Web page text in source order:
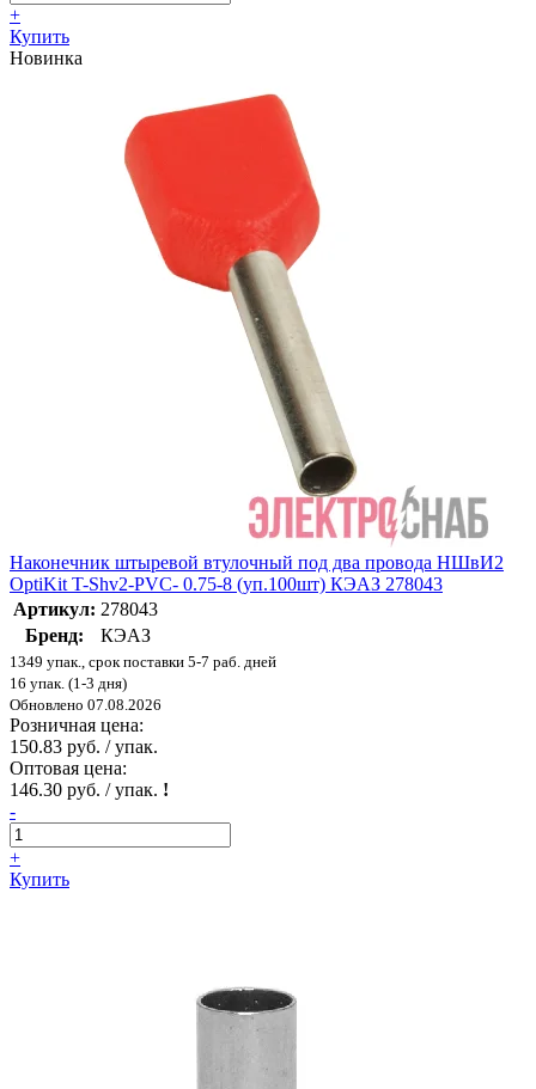
+
Купить
Новинка
Наконечник штыревой втулочный под два провода НШвИ2
OptiKit T-Shv2-PVC- 0.75-8 (уп.100шт) КЭАЗ 278043
Артикул: 278043
Бренд:
КЭАЗ
1349 упак., срок поставки 5-7 раб. дней
16 упак. (1-3 дня)
Обновлено 07.08.2026
Розничная цена:
150.83 руб. / упак.
Оптовая цена:
146.30 руб. / упак. !
-
+
Купить